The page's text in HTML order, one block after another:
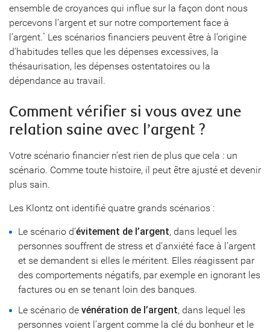
ensemble de croyances qui influe sur la façon dont nous
percevons l’argent et sur notre comportement face à
l’argent. * Les scénarios financiers peuvent être à l’origine
d’habitudes telles que les dépenses excessives, la
thésaurisation, les dépenses ostentatoires ou la
dépendance au travail.
Comment vérifier si vous avez une
relation saine avec l’argent ?
Votre scénario financier n’est rien de plus que cela : un
scénario. Comme toute histoire, il peut être ajusté et devenir
plus sain.
Les Klontz ont identifié quatre grands scénarios :
Le scénario d’évitement de l’argent, dans lequel les
personnes souffrent de stress et d’anxiété face à l’argent
et se demandent si elles le méritent. Elles réagissent par
des comportements négatifs, par exemple en ignorant les
factures ou en se tenant loin des banques.
Le scénario de vénération de l’argent, dans lequel les
personnes voient l’argent comme la clé du bonheur et le